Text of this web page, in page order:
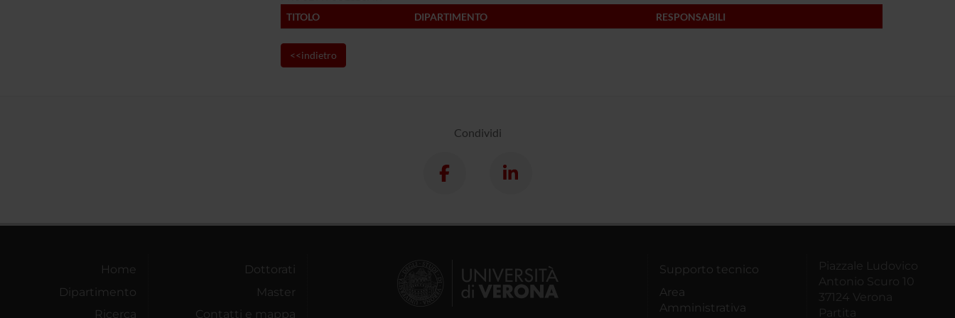
TITOLO
DIPARTIMENTO RESPONSABILI
<<indietro
Condividi
Home
Dipartimento
Ricerca
Dottorati
Master
Contatti e mappa
Supporto tecnico
Area
Amministrativa
Piazzale Ludovico
Antonio Scuro 10
37124 Verona
Partita